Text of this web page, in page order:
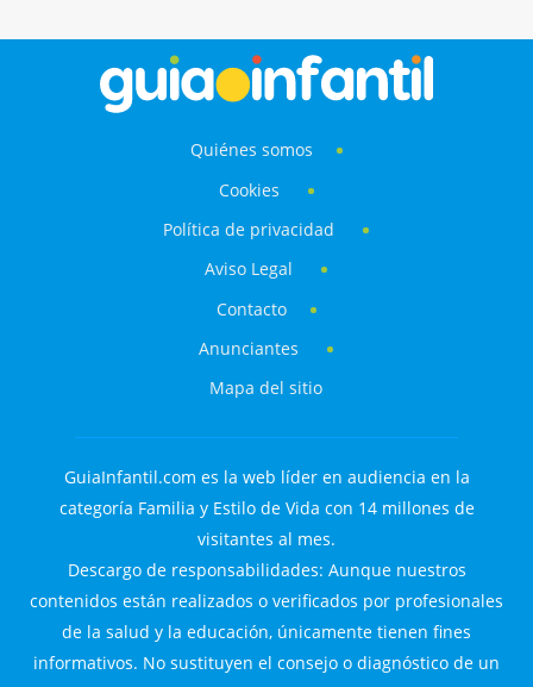
Quiénes somos
Cookies
Política de privacidad
Aviso Legal
Contacto
Anunciantes
Mapa del sitio
GuiaInfantil.com es la web líder en audiencia en la
categoría Familia y Estilo de Vida con 14 millones de
visitantes al mes.
Descargo de responsabilidades: Aunque nuestros
contenidos están realizados o verificados por profesionales
de la salud y la educación, únicamente tienen fines
informativos. No sustituyen el consejo o diagnóstico de un